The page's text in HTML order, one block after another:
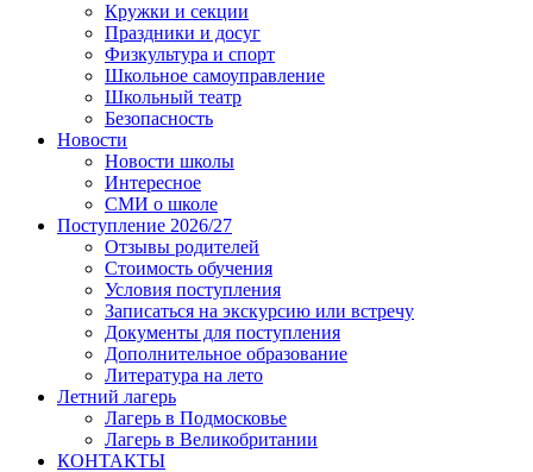
Кружки и секции
Праздники и досуг
Физкультура и спорт
Школьное самоуправление
Школьный театр
Безопасность
Новости
Новости школы
Интересное
СМИ о школе
Поступление 2026/27
Отзывы родителей
Стоимость обучения
Условия поступления
Записаться на экскурсию или встречу
Документы для поступления
Дополнительное образование
Литература на лето
Летний лагерь
Лагерь в Подмосковье
Лагерь в Великобритании
КОНТАКТЫ